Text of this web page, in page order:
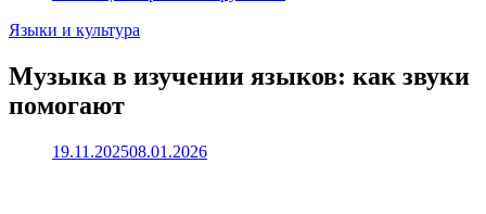
Языки и культура
Музыка в изучении языков: как звуки
помогают
19.11.202508.01.2026